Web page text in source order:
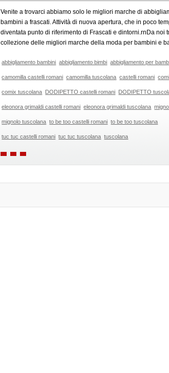
Venite a trovarci abbiamo solo le migliori marche di
bambini a frascati. Attività di nuova apertura, che in poco
diventata punto di riferimento di Frascati e dintorni.rnDa noi
collezione delle migliori marche della moda per bambini e
abbigliamento bambini abbigliamento bimbi abbigliamento per
camomilla castelli romani camomilla tuscolana castelli romani
comix tuscolana DODIPETTO castelli romani DODIPETTO
eleonora grimaldi castelli romani eleonora grimaldi tuscolana
mignolo tuscolana to be too castelli romani to be too tuscolana
tuc tuc castelli romani tuc tuc tuscolana tuscolana